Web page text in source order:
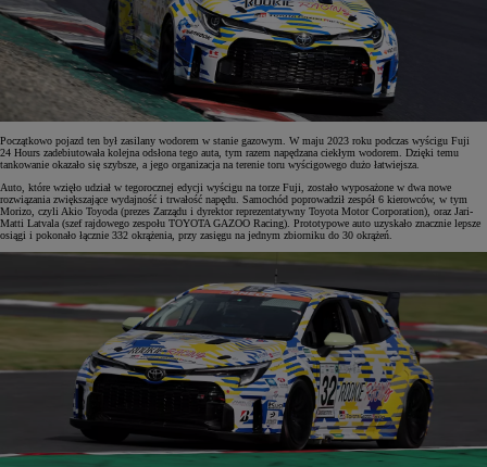
Początkowo pojazd ten był zasilany wodorem w stanie gazowym. W maju 2023 roku podczas wyścigu Fuji
24 Hours zadebiutowała kolejna odsłona tego auta, tym razem napędzana ciekłym wodorem. Dzięki temu
tankowanie okazało się szybsze, a jego organizacja na terenie toru wyścigowego dużo łatwiejsza.
Auto, które wzięło udział w tegorocznej edycji wyścigu na torze Fuji, zostało wyposażone w dwa nowe
rozwiązania zwiększające wydajność i trwałość napędu. Samochód poprowadził zespół 6 kierowców, w tym
Morizo, czyli Akio Toyoda (prezes Zarządu i dyrektor reprezentatywny Toyota Motor Corporation), oraz Jari-
Matti Latvala (szef rajdowego zespołu TOYOTA GAZOO Racing). Prototypowe auto uzyskało znacznie lepsze
osiągi i pokonało łącznie 332 okrążenia, przy zasięgu na jednym zbiorniku do 30 okrążeń.